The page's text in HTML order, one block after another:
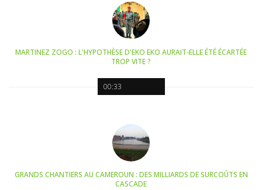
00:33
MARTINEZ ZOGO : L'HYPOTHÈSE D'EKO EKO AURAIT-ELLE ÉTÉ ÉCARTÉE
TROP VITE ?
GRANDS CHANTIERS AU CAMEROUN : DES MILLIARDS DE SURCOÛTS EN
CASCADE